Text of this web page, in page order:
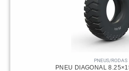
PNEUS/RODAS
PNEU DIAGONAL